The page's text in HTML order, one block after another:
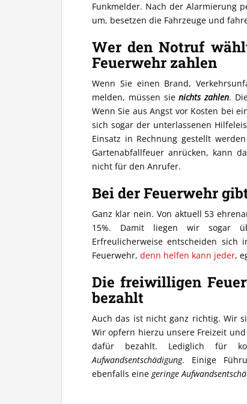
Funkmelder. Nach der Alarmierung
um, besetzen die Fahrzeuge und
Wer den Notruf
Feuerwehr zahlen
Wenn Sie einen Brand,
melden, müssen sienichts zahlen.
Wenn Sie aus Angst vor Kosten bei
sich sogar der unterlassenen
Einsatz in Rechnung gestellt
Gartenabfallfeuer anrücken, kann
nicht für den Anrufer.
Bei der Feuerwehr
Ganz klar nein. Von aktuell 53
15%. Damit liegen wir sogar
Erfreulicherweise entscheiden
Feuerwehr, denn helfen kann jeder,
Die freiwilligen
bezahlt
Auch das ist nicht ganz richtig. Wir
Wir opfern hierzu unsere Freizeit
dafür bezahlt. Lediglich für
Aufwandsentschädigung. Einige
ebenfalls eine geringe